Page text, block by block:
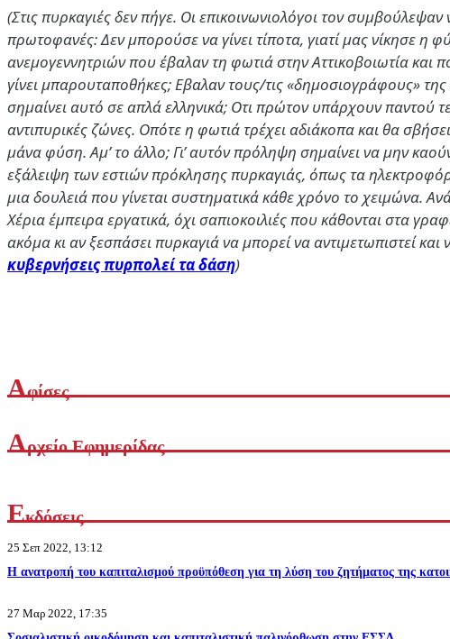
(Στις πυρκαγιές δεν πήγε. Οι επικοινωνιολόγοι τον
πρωτοφανές: Δεν μπορούσε να γίνει τίποτα, γιατί μας νίκησε η
ανεμογεννητριών που έβαλαν τη φωτιά στην Αττικοβοιωτία και
γίνει μπαρουταποθήκες; Εβαλαν τους/τις «δημοσιογράφους»
σημαίνει αυτό σε απλά ελληνικά; Οτι πρώτον υπάρχουν παντού
αντιπυρικές ζώνες. Οπότε η φωτιά τρέχει αδιάκοπα και θα
μάνα φύση. Αμ’ το άλλο; Γι’ αυτόν πρόληψη σημαίνει να μην
εξάλειψη των εστιών πρόκλησης πυρκαγιάς, όπως τα
μια δουλειά που γίνεται συστηματικά κάθε χρόνο το χειμώνα.
Χέρια έμπειρα εργατικά, όχι σαπιοκοιλιές που κάθονται στα
ακόμα κι αν ξεσπάσει πυρκαγιά να μπορεί να αντιμετωπιστεί
κυβερνήσεις πυρπολεί τα δάση)
Αφίσες
Αρχείο Εφημερίδας
Εκδόσεις
25 Σεπ 2022, 13:12
Η ανατροπή του καπιταλισμού προϋπόθεση για τη λύση του ζητήματος της
27 Μαρ 2022, 17:35